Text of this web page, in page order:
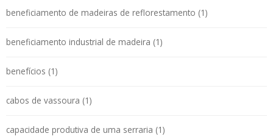
beneficiamento de madeiras de reflorestamento (1)
beneficiamento industrial de madeira (1)
benefícios (1)
cabos de vassoura (1)
capacidade produtiva de uma serraria (1)